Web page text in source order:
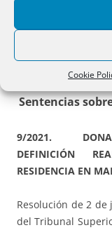
Cookie
García-Reyes
Sentencias
9/2021.
DEFINICIÓN
RESIDENCIA EN
Resolución de 2
del Tribunal